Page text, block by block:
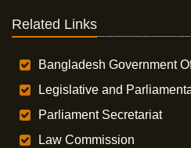
Related Links
Bangladesh Government
Legislative and
Parliament Secretariat
Law Commission